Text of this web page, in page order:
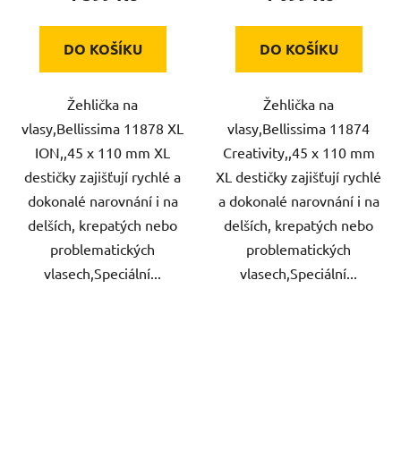
DO KOŠÍKU
Žehlička na
vlasy,Bellissima 11878 XL
ION,,45 x 110 mm XL
destičky zajišťují rychlé a
dokonalé narovnání i na
delších, krepatých nebo
problematických
vlasech,Speciální...
DO KOŠÍKU
Žehlička na
vlasy,Bellissima 11874
Creativity,,45 x 110 mm
XL destičky zajišťují rychlé
a dokonalé narovnání i na
delších, krepatých nebo
problematických
vlasech,Speciální...